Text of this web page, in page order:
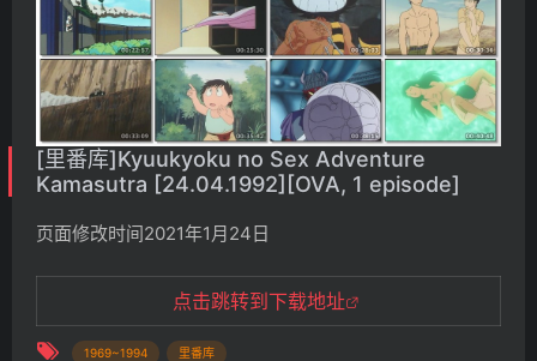
[里番库]Kyuukyoku no Sex Adventure
Kamasutra [24.04.1992][OVA, 1 episode]
页面修改时间2021年1月24日
点击跳转到下载地址
1969~1994 里番库